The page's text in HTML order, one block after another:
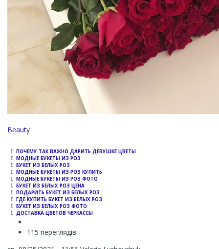
Channel
Beauty
ПОЧЕМУ ТАК ВАЖНО ДАРИТЬ ДЕВУШКЕ ЦВЕТЫ
МОДНЫЕ БУКЕТЫ ИЗ РОЗ
БУКЕТ ИЗ БЕЛЫХ РОЗ
МОДНЫЕ БУКЕТЫ ИЗ РОЗ КУПИТЬ
МОДНЫЕ БУКЕТЫ ИЗ РОЗ ФОТО
БУКЕТ ИЗ БЕЛЫХ РОЗ ЦЕНА
ПОДАРИТЬ БУКЕТ ИЗ БЕЛЫХ РОЗ
ГДЕ КУПИТЬ БУКЕТ ИЗ БЕЛЫХ РОЗ
БУКЕТ ИЗ БЕЛЫХ РОЗ ФОТО
ДОСТАВКА ЦВЕТОВ ЧЕРКАССЫ
115 переглядів